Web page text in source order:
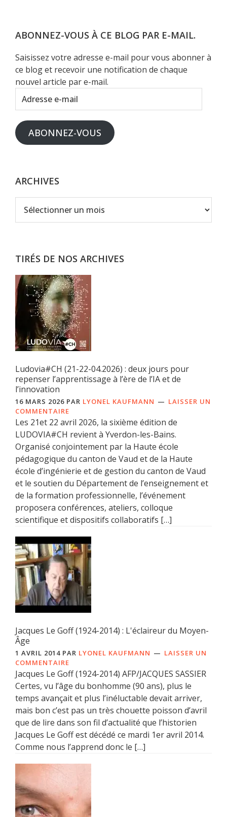
Web
ABONNEZ-VOUS À CE BLOG PAR E-MAIL.
Saisissez votre adresse e-mail pour vous abonner à
ce blog et recevoir une notification de chaque
nouvel article par e-mail.
Adresse
e-
mail
ABONNEZ-VOUS
ARCHIVES
TIRÉS DE NOS ARCHIVES
Ludovia#CH (21-22-04.2026) : deux jours pour
repenser l’apprentissage à l’ère de l’IA et de
l’innovation
16 MARS 2026 PAR LYONEL KAUFMANN
LAISSER UN
COMMENTAIRE
Les 21et 22 avril 2026, la sixième édition de
LUDOVIA#CH revient à Yverdon-les-Bains.
Organisé conjointement par la Haute école
pédagogique du canton de Vaud et de la Haute
école d’ingénierie et de gestion du canton de Vaud
et le soutien du Département de l’enseignement et
de la formation professionnelle, l’événement
proposera conférences, ateliers, colloque
scientifique et dispositifs collaboratifs […]
Jacques Le Goff (1924-2014) : L'éclaireur du Moyen-
Âge
1 AVRIL 2014 PAR LYONEL KAUFMANN
LAISSER UN
COMMENTAIRE
Jacques Le Goff (1924-2014) AFP/JACQUES SASSIER
Certes, vu l’âge du bonhomme (90 ans), plus le
temps avançait et plus l’inéluctable devait arriver,
mais bon c’est pas un très chouette poisson d’avril
que de lire dans son fil d’actualité que l’historien
Jacques Le Goff est décédé ce mardi 1er avril 2014.
Comme nous l’apprend donc le […]